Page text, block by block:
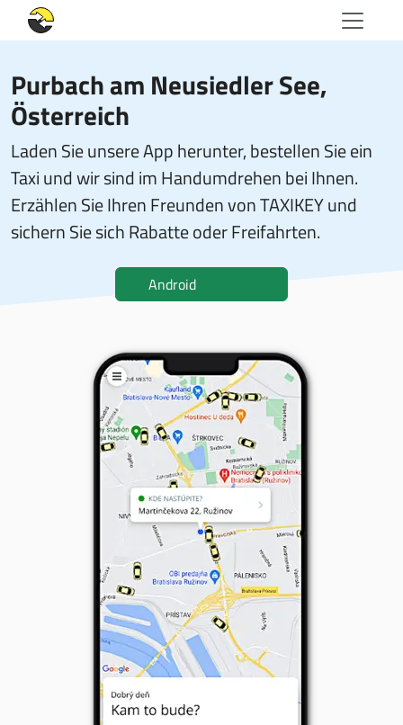
Purbach am Neusiedler See,
Österreich
Laden Sie unsere App herunter, bestellen Sie ein
Taxi und wir sind im Handumdrehen bei Ihnen.
Erzählen Sie Ihren Freunden von TAXIKEY und
sichern Sie sich Rabatte oder Freifahrten.
Android